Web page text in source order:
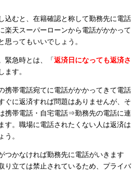
込むと、在籍確認と称して勤務先に電話
楽天スーパーローンから電話がかかって
思ってもいいでしょう。
緊急時とは、「返済日になっても返済さ
ます。
携帯電話宛てに電話がかかってきて電話
ぐに返済すれば問題はありませんが、そ
携帯電話・自宅電話⇒勤務先の電話に連
す。職場に電話されたくない人は返済は
う。
つかなければ勤務先に電話がいきます
り立ては禁止されているため、プライバ